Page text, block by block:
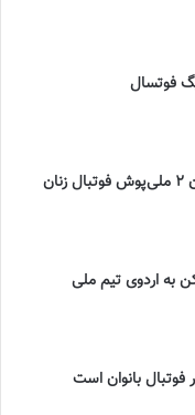
فوتسال
فوتبال بانوان است